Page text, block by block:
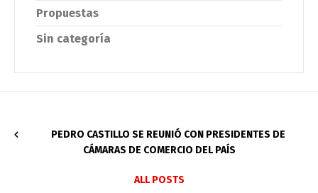
Propuestas
Sin categoría
PEDRO CASTILLO SE REUNIÓ CON PRESIDENTES DE
CÁMARAS DE COMERCIO DEL PAÍS
ALL POSTS